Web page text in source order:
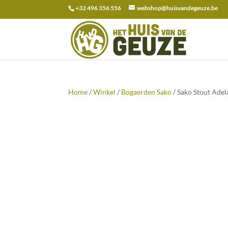
+32 496 356 556 webshop@huisvandegeuze.be
Zoeken
naar:
Home/Winkel / Bogaerden Sako/ Sako Stout